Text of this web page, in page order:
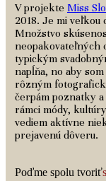
V projekte Miss
2018. Je mi veľkou
Množstvo
neopakovateľných
typickým
napĺňa, no aby
rôzným
čerpám poznatky
rámci módy,
vediem aktívne
prejavenú dôveru.
Poďme spolu tvoriť